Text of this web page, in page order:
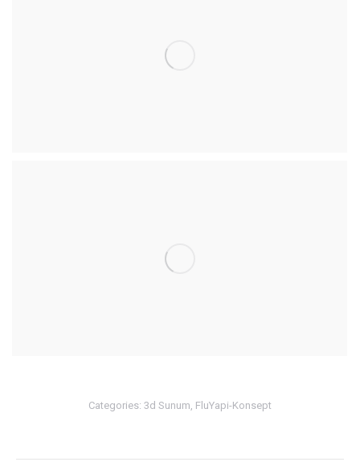
Categories: 3d Sunum FluYapi-Konsept